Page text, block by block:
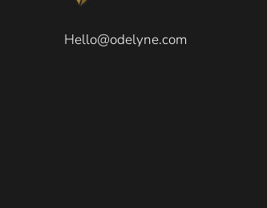
Hello@odelyne.com